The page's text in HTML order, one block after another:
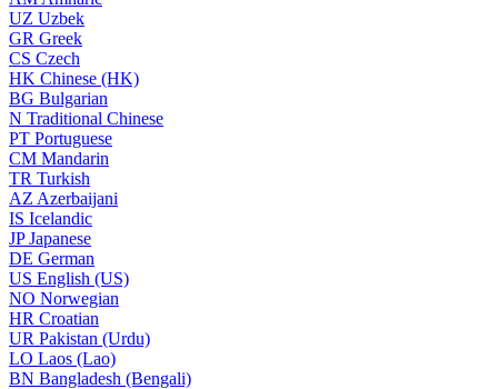
UZ Uzbek
GR Greek
CS Czech
HK Chinese (HK)
BG Bulgarian
N Traditional Chinese
PT Portuguese
CM Mandarin
TR Turkish
AZ Azerbaijani
IS Icelandic
JPJapanese
DE German
US English (US)
NO Norwegian
HR Croatian
UR Pakistan (Urdu)
LO Laos (Lao)
BN Bangladesh (Bengali)